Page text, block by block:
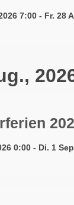
7:00 - Fr. 28
0:00 - Di. 1